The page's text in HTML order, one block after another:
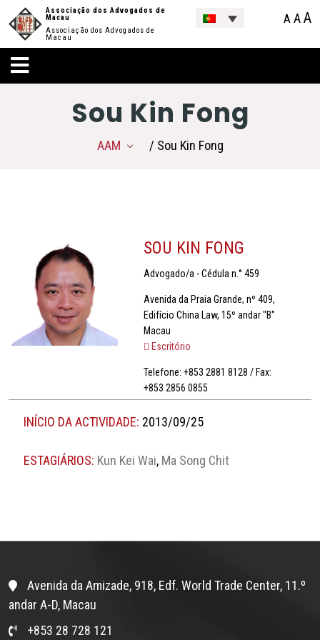
Associação dos Advogados de
Macau
Associação dos Advogados de
Macau
A AA
Sou Kin Fong
AAM / Sou Kin Fong
SOU KIN FONG
Advogado/a - Cédula n.° 459
Avenida da Praia Grande, nº 409,
Edifício China Law, 15º andar "B"
Macau
Escritório
Telefone: +853 2881 8128 / Fax:
+853 2856 0855
INÍCIO DA ACTIVIDADE: 2013/09/25
ESTAGIÁRIOS: Kun Kei Wai, Ma Song Chit
Avenida da Amizade, 918, Edf. World Trade Center, 11.º
andar A-D, Macau
+853 28 728 121